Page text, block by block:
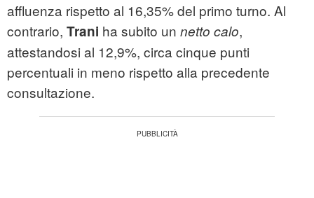
affluenza rispetto al 16,35% del primo turno. Al
contrario, Trani ha subito un netto calo,
attestandosi al 12,9%, circa cinque punti
percentuali in meno rispetto alla precedente
consultazione.